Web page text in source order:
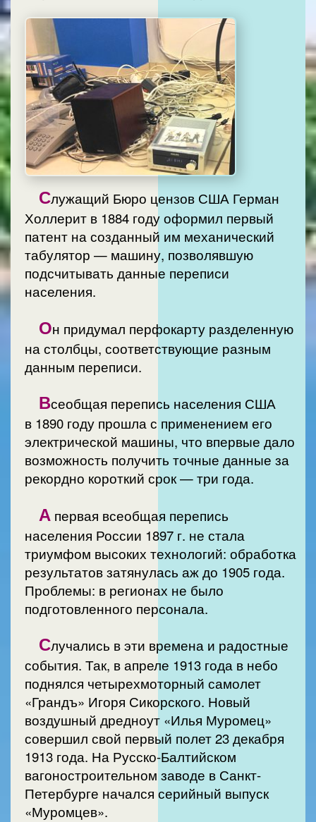
Служащий Бюро цензов США Герман
Холлерит в 1884 году оформил первый
патент на созданный им механический
табулятор — машину, позволявшую
подсчитывать данные переписи
населения.
Он придумал перфокарту разделенную
на столбцы, соответствующие разным
данным переписи.
Всеобщая перепись населения США
в 1890 году прошла с применением его
электрической машины, что впервые дало
возможность получить точные данные за
рекордно короткий срок — три года.
А первая всеобщая перепись
населения России 1897 г. не стала
триумфом высоких технологий: обработка
результатов затянулась аж до 1905 года.
Проблемы: в регионах не было
подготовленного персонала.
Случались в эти времена и радостные
события. Так, в апреле 1913 года в небо
поднялся четырехмоторный самолет
«Грандъ» Игоря Сикорского. Новый
воздушный дредноут «Илья Муромец»
совершил свой первый полет 23 декабря
1913 года. На Русско-Балтийском
вагоностроительном заводе в Санкт-
Петербурге начался серийный выпуск
«Муромцев».